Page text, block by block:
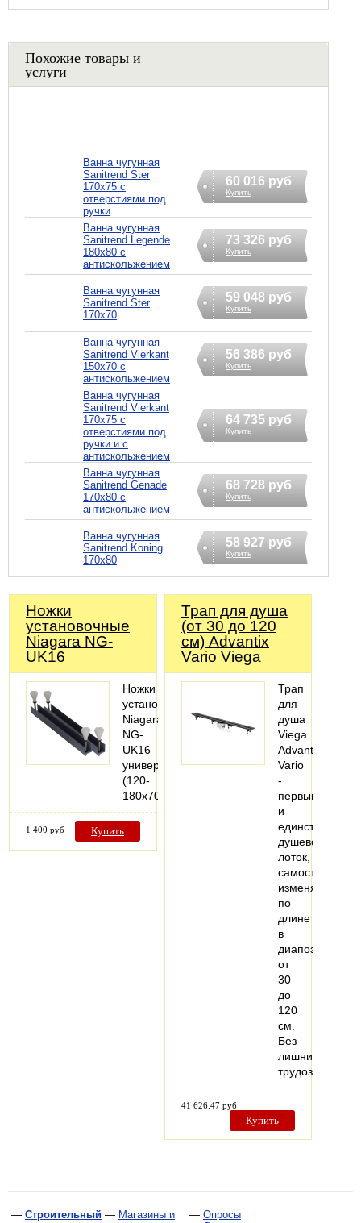
Похожие товары и
услуги
Ванна чугунная
Sanitrend Ster
170х75 с
отверстиями под
ручки
60 016 руб
Купить
Ванна чугунная
Sanitrend Legende
180х80 с
антискольжением
73 326 руб
Купить
Ванна чугунная
Sanitrend Ster
170х70
59 048 руб
Купить
Ванна чугунная
Sanitrend Vierkant
150х70 с
антискольжением
56 386 руб
Купить
Ванна чугунная
Sanitrend Vierkant
170х75 с
отверстиями под
ручки и с
антискольжением
64 735 руб
Купить
Ванна чугунная
Sanitrend Genade
170х80 с
антискольжением
68 728 руб
Купить
Ванна чугунная
Sanitrend Koning
170х80
58 927 руб
Купить
Ножки
установочные
Niagara NG-
UK16
Ножки
установочные
Niagara
NG-
UK16
универсал.
(120-
180х70см.)
1 400 руб Купить
Трап для душа
(от 30 до 120
см) Advantix
Vario Viega
Трап
для
душа
Viega
Advantix
Vario
-
первый
и
единственный
душевой
лоток,
изменяемый
по
длине
в
диапозоне
от
30
до
120
см.
Без
лишних
трудозатрат…
41 626.47 руб
Купить
— Строительный — Магазины и
— Опросы